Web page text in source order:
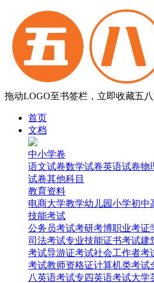
拖动LOGO至书签栏，立即收藏五
首页
文档
中小学卷
语文试卷数学试卷英语试卷物
试卷其他科目
教育资料
电商大学教学幼儿园小学初中
技能考试
公务员考试考研考博职业考证
司法考试专业技能证书考试建
考试导游证考试社会工作者考
考试教师资格证计算机类考试
八英语考试专四英语考试大学